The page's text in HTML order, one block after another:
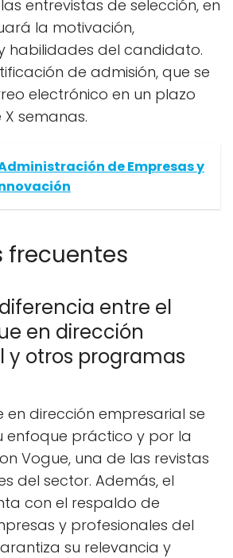
entrevistas de selección, en
la motivación,
habilidades del candidato.
de admisión, que se
electrónico en un plazo
semanas.
de Empresas y
frecuentes
entre el
en dirección
y otros programas
en dirección empresarial se
enfoque práctico y por la
Vogue, una de las revistas
del sector. Además, el
con el respaldo de
y profesionales del
su relevancia y